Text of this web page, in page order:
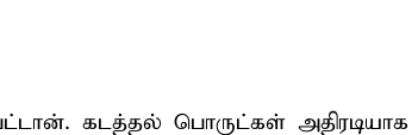
கடத்தல் பொருட்கள் அதிரடியாக